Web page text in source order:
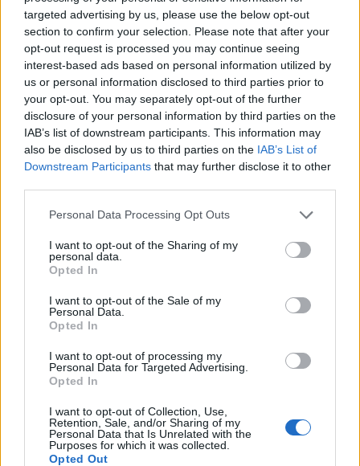
targeted advertising by us, please use the below opt-out
section to confirm your selection. Please note that after your
opt-out request is processed you may continue seeing
interest-based ads based on personal information utilized by
us or personal information disclosed to third parties prior to
your opt-out. You may separately opt-out of the further
disclosure of your personal information by third parties on the
IAB’s list of downstream participants. This information may
also be disclosed by us to third parties on the IAB’s List of
Downstream Participants that may further disclose it to other
Personal Data Processing Opt Outs
I want to opt-out of the Sharing of my
personal data.
Opted In
I want to opt-out of the Sale of my
Personal Data.
Opted In
I want to opt-out of processing my
Personal Data for Targeted Advertising.
Opted In
I want to opt-out of Collection, Use,
Retention, Sale, and/or Sharing of my
Personal Data that Is Unrelated with the
Purposes for which it was collected.
Opted Out
Poslať známemu
Tlačiť
Nenašli ste veľkosť alebo produkt, ktorý hľadáte?
VÝPREDAJ
37,50 €
46,90 €
POČET KUSOV
KÚPIŤ
SKLADOM